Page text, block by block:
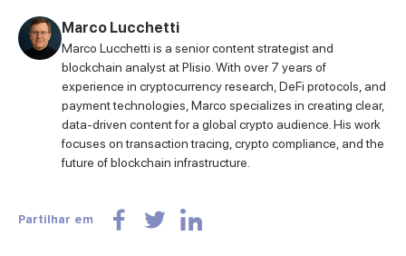
Marco Lucchetti
Marco Lucchetti is a senior content strategist and
blockchain analyst at Plisio. With over 7 years of
experience in cryptocurrency research, DeFi protocols, and
payment technologies, Marco specializes in creating clear,
data-driven content for a global crypto audience. His work
focuses on transaction tracing, crypto compliance, and the
future of blockchain infrastructure.
Partilhar em